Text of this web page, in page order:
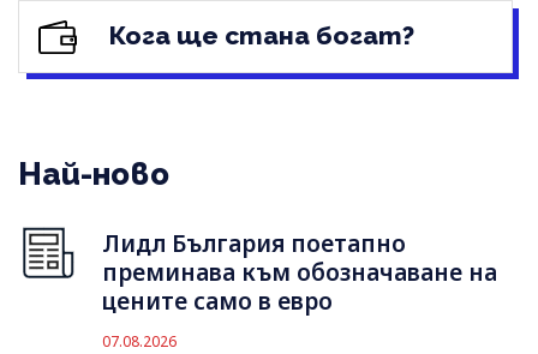
Кога ще стана богат?
Най-ново
Лидл България поетапно
преминава към обозначаване на
цените само в евро
07.08.2026